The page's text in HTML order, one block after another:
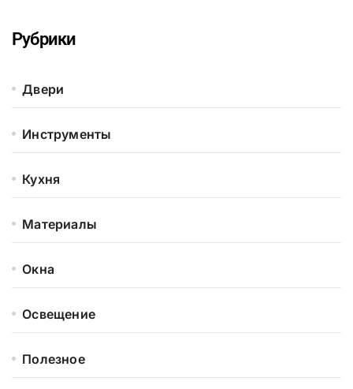
Рубрики
Двери
Инструменты
Кухня
Материалы
Окна
Освещение
Полезное